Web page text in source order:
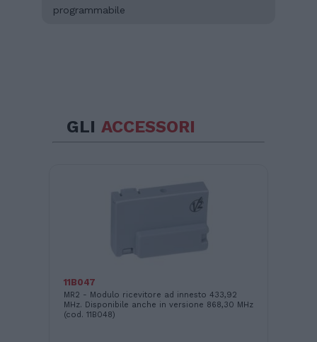
programmabile
GLI ACCESSORI
11B047
MR2 - Modulo ricevitore ad innesto 433,92
MHz. Disponibile anche in versione 868,30 MHz
(cod. 11B048)